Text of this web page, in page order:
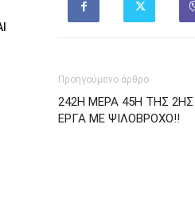
Προηγούμενο άρθρο
242Η ΜΕΡΑ 45Η ΤΗΣ
ΕΡΓΑ ΜΕ ΨΙΛΟΒΡΟΧΟ!!